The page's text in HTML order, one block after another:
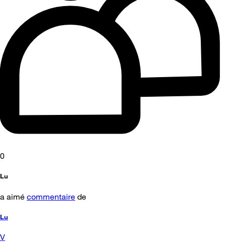
0
Lu
a aimé commentaire de
Lu
V